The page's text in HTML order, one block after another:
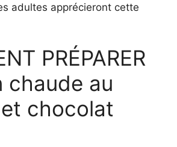
adultes apprécieront cette
PRÉPARER
chaude au
chocolat